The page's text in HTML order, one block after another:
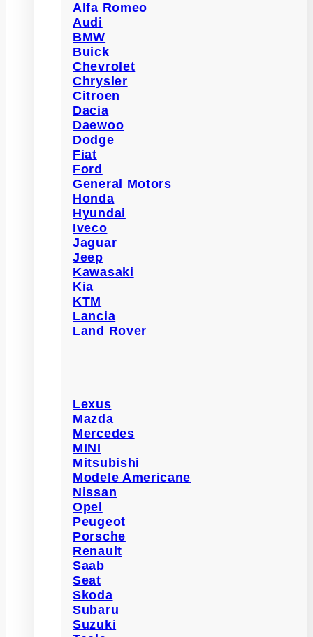
Alfa Romeo
Audi
BMW
Buick
Chevrolet
Chrysler
Citroen
Dacia
Daewoo
Dodge
Fiat
Ford
General Motors
Honda
Hyundai
Iveco
Jaguar
Jeep
Kawasaki
Kia
KTM
Lancia
Land Rover
Lexus
Mazda
Mercedes
MINI
Mitsubishi
Modele Americane
Nissan
Opel
Peugeot
Porsche
Renault
Saab
Seat
Skoda
Subaru
Suzuki